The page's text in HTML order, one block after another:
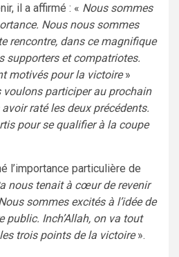
il a affirmé : « Nous sommes
Nous nous sommes
rencontre, dans ce magnifique
supporters et compatriotes.
motivés pour la victoire»
voulons participer au prochain
raté les deux précédents.
pour se qualifier à la coupe
l’importance particulière de
nous tenait à cœur de revenir
sommes excités à l’idée de
public. Inch’Allah, on va tout
trois points de la victoire».